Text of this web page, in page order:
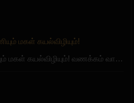
மகள் கயல்விழியும்!
மகள் கயல்விழியும்! வணக்கம் வா…